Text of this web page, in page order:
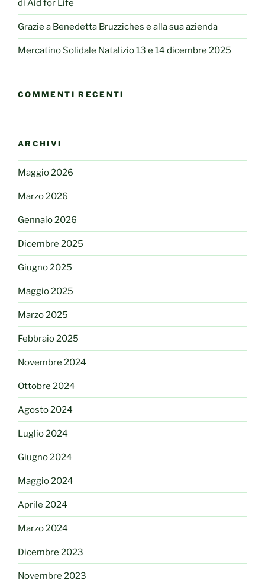
di Aid for Life
Grazie a Benedetta Bruzziches e alla sua azienda
Mercatino Solidale Natalizio 13 e 14 dicembre 2025
COMMENTI RECENTI
ARCHIVI
Maggio 2026
Marzo 2026
Gennaio 2026
Dicembre 2025
Giugno 2025
Maggio 2025
Marzo 2025
Febbraio 2025
Novembre 2024
Ottobre 2024
Agosto 2024
Luglio 2024
Giugno 2024
Maggio 2024
Aprile 2024
Marzo 2024
Dicembre 2023
Novembre 2023